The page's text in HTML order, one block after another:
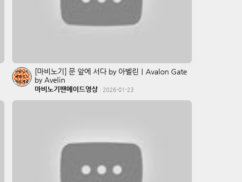
[마비노기] 문 앞에 서다 by 아벨린｜Avalon Gate
by Avelin
마비노기팬메이드영상 · 2026-01-23